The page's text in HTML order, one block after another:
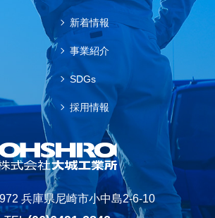
新着情報
事業紹介
SDGs
採用情報
兵庫県尼崎市小中島2-6-10